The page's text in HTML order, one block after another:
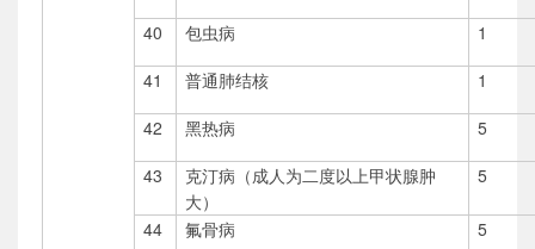
40 包虫病
1
41
普通肺结核
1
42
黑热病
5
43
克汀病（成人为二度以上甲状腺肿
大）
5
44 氟骨病
5